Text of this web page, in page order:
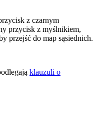
z czarnym
przycisk z myślnikiem,
przejść do map sąsiednich.
klauzuli o